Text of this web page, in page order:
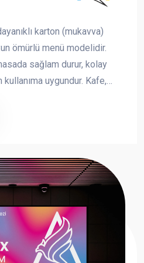
karton (mukavva)
ömürlü menü modelidir.
sağlam durur, kolay
uygundur. Kafe,
kimliğinizi güçlü ve düzenli
olur.